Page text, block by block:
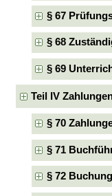
§ 67
§ 68
§ 69
Teil IV
§ 70
§ 71
§ 72